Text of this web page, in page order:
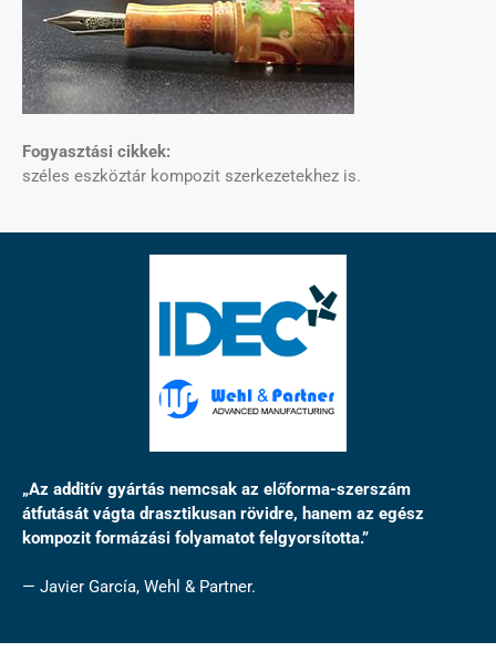
Fogyasztási cikkek:
széles eszköztár kompozit szerkezetekhez is.
„Az additív gyártás nemcsak az előforma-szerszám
átfutását vágta drasztikusan rövidre, hanem az egész
kompozit formázási folyamatot felgyorsította.”
— Javier García, Wehl & Partner.